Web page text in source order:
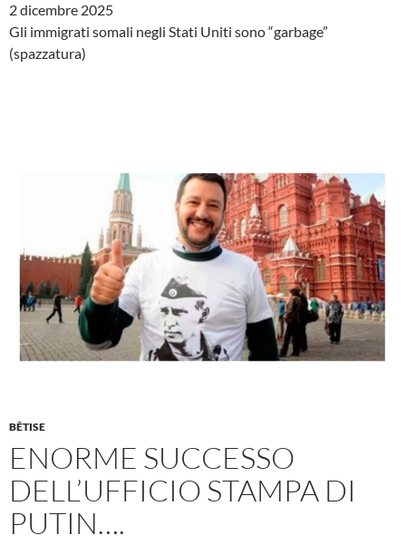
2 dicembre 2025
Gli immigrati somali negli Stati Uniti sono “garbage”
(spazzatura)
BÊTISE
ENORME SUCCESSO
DELL’UFFICIO STAMPA DI
PUTIN….